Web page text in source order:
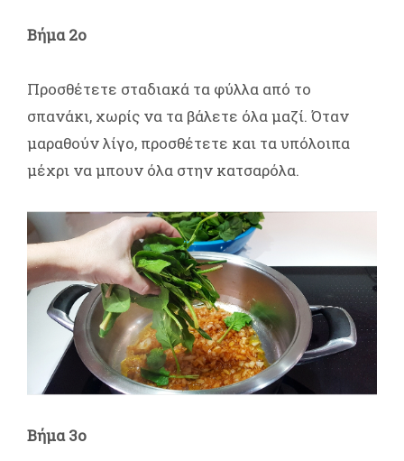
Βήμα 2ο
Προσθέτετε σταδιακά τα φύλλα από το
σπανάκι, χωρίς να τα βάλετε όλα μαζί. Όταν
μαραθούν λίγο, προσθέτετε και τα υπόλοιπα
μέχρι να μπουν όλα στην κατσαρόλα.
Βήμα 3ο